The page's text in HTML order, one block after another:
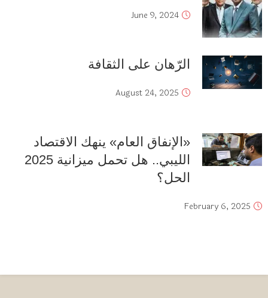
June 9, 2024
الرّهان على الثقافة
August 24, 2025
«الإنفاق العام» ينهك الاقتصاد
الليبي.. هل تحمل ميزانية 2025
الحل؟
February 6, 2025